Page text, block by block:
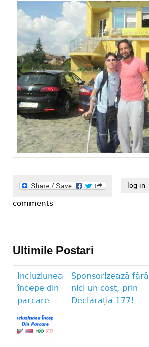
02_7.jpg
log in
comments
Ultimile Postari
Incluziunea
începe din
parcare
Sponsorizează fără
nici un cost, prin
Declarația 177!